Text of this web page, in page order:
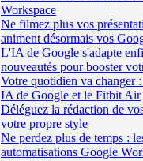
Workspace
Ne filmez plus vos
animent désormais vos
L'IA de Google s'adapte
nouveautés pour booster
Votre quotidien va changer
IA de Google et le Fitbit Air
Déléguez la rédaction de
votre propre style
Ne perdez plus de temps :
automatisations Google